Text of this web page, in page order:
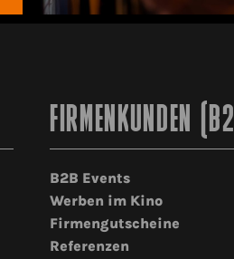
FIRMENKUNDEN
B2B Events
Werben im Kino
Firmengutscheine
Referenzen